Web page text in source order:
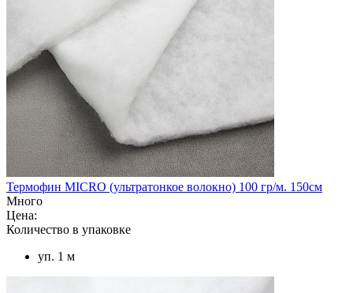
Термофин MICRO (ультратонкое волокно) 100 гр/м. 150см
Много
Цена:
Количество в упаковке
уп. 1 м